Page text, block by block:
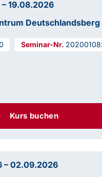
–19.08.2026
Deutschlandsberg
Kurs buchen
–02.09.2026